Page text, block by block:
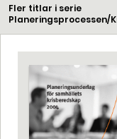
Fler titlar i serie
Planeringsprocessen/